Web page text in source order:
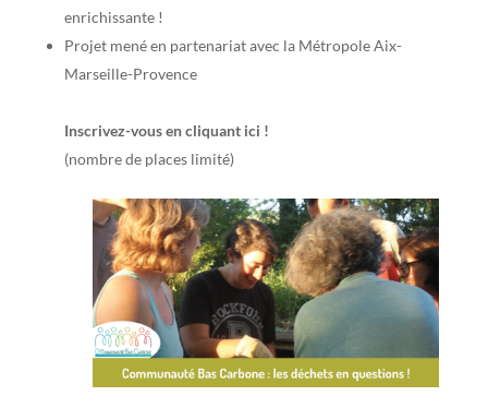
enrichissante !
Projet mené en partenariat avec la Métropole Aix-
Marseille-Provence
Inscrivez-vous en cliquant ici !
(nombre de places limité)